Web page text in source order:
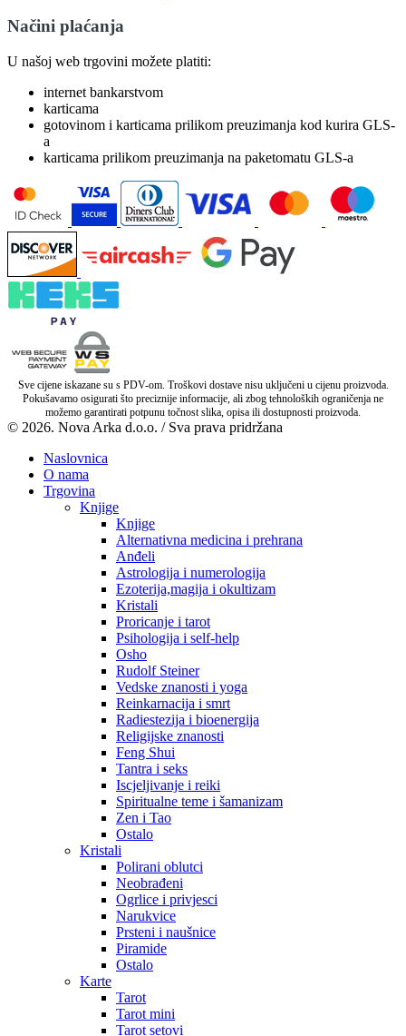
Načini plaćanja
U našoj web trgovini možete platiti:
internet bankarstvom
karticama
gotovinom i karticama prilikom preuzimanja kod kurira GLS-
a
karticama prilikom preuzimanja na paketomatu GLS-a
Sve cijene iskazane su s PDV-om. Troškovi dostave nisu uključeni u cijenu proizvoda.
Pokušavamo osigurati što preciznije informacije, ali zbog tehnoloških ograničenja ne
možemo garantirati potpunu točnost slika, opisa ili dostupnosti proizvoda.
© 2026. Nova Arka d.o.o. / Sva prava pridržana
Naslovnica
O nama
Trgovina
Knjige
Knjige
Alternativna medicina i prehrana
Anđeli
Astrologija i numerologija
Ezoterija,magija i okultizam
Kristali
Proricanje i tarot
Psihologija i self-help
Osho
Rudolf Steiner
Vedske znanosti i yoga
Reinkarnacija i smrt
Radiestezija i bioenergija
Religijske znanosti
Feng Shui
Tantra i seks
Iscjeljivanje i reiki
Spiritualne teme i šamanizam
Zen i Tao
Ostalo
Kristali
Polirani oblutci
Neobrađeni
Ogrlice i privjesci
Narukvice
Prsteni i naušnice
Piramide
Ostalo
Karte
Tarot
Tarot mini
Tarot setovi